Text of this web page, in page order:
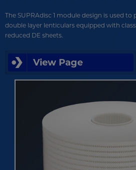
The SUPRAdisc 1 module design is used to
double layer lenticulars equipped with
reduced DE sheets.
View Page